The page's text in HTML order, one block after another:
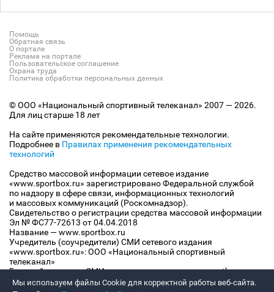
Помощь
Обратная связь
О портале
Реклама на портале
Пользовательское соглашение
Охрана труда
Политика обработки персональных данных
© ООО «Национальный спортивный телеканал» 2007 — 2026.
Для лиц старше 18 лет
На сайте применяются рекомендательные технологии.
Подробнее в Правилах применения рекомендательных
технологий
Средство массовой информации сетевое издание
«www.sportbox.ru» зарегистрировано Федеральной службой
по надзору в сфере связи, информационных технологий
и массовых коммуникаций (Роскомнадзор).
Свидетельство о регистрации средства массовой информации
Эл № ФС77-72613 от 04.04.2018
Название — www.sportbox.ru
Учредитель (соучредители) СМИ сетевого издания
«www.sportbox.ru»: ООО «Национальный спортивный
телеканал»
Главный редактор СМИ сетевого издания «www.sportbox.ru»:
Конов В.А.
Мы используем файлы Сookie для корректной работы веб-сайта.